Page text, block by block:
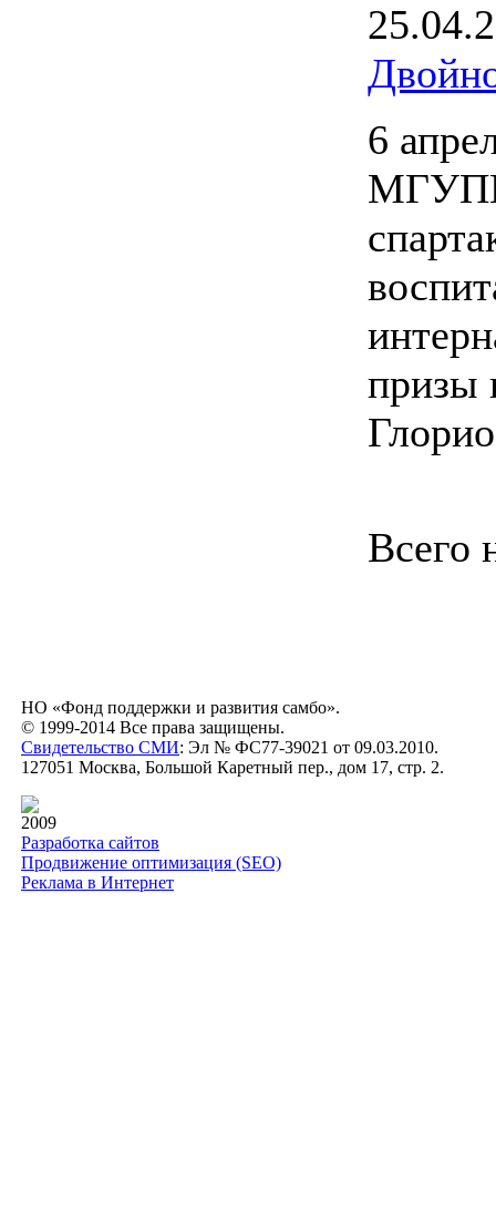
6
МГУПИ
призы
Всего
НО «Фонд поддержки и развития самбо».
© 1999-2014 Все права защищены.
Свидетельство СМИ: Эл № ФС77-39021 от 09.03.2010.
127051 Москва, Большой Каретный пер., дом 17, стр. 2.
2009
Разработка сайтов
Продвижение оптимизация (SEO)
Реклама в Интернет